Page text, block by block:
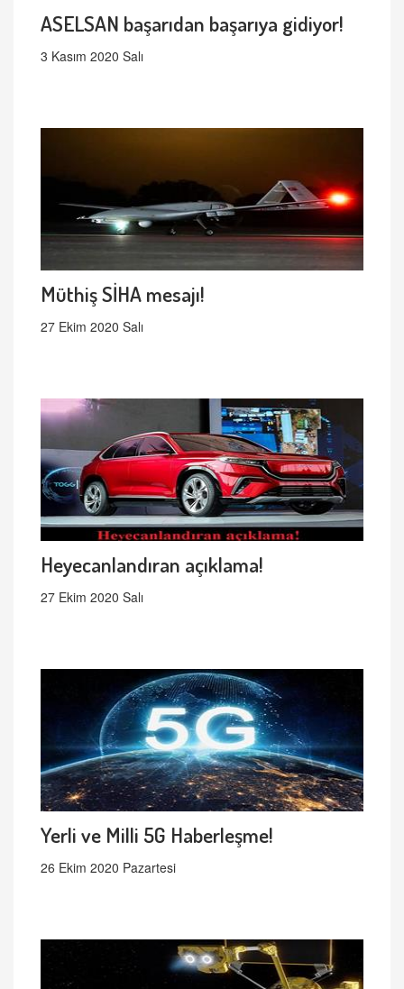
ASELSAN başarıdan başarıya gidiyor!
3 Kasım 2020 Salı
Müthiş SİHA mesajı!
27 Ekim 2020 Salı
Heyecanlandıran açıklama!
27 Ekim 2020 Salı
Yerli ve Milli 5G Haberleşme!
26 Ekim 2020 Pazartesi